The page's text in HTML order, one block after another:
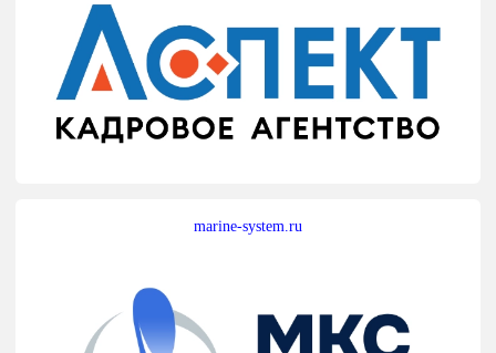
marine-system.ru